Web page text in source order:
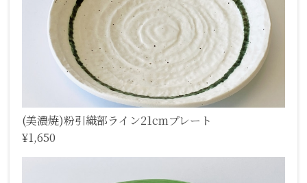
(美濃焼)粉引織部ライン21cmプレート
¥1,650